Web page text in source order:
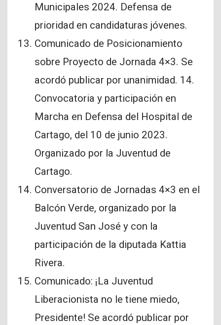
Municipales 2024. Defensa de
prioridad en candidaturas jóvenes.
Comunicado de Posicionamiento
sobre Proyecto de Jornada 4×3. Se
acordó publicar por unanimidad. 14.
Convocatoria y participación en
Marcha en Defensa del Hospital de
Cartago, del 10 de junio 2023.
Organizado por la Juventud de
Cartago.
Conversatorio de Jornadas 4×3 en el
Balcón Verde, organizado por la
Juventud San José y con la
participación de la diputada Kattia
Rivera.
Comunicado: ¡La Juventud
Liberacionista no le tiene miedo,
Presidente! Se acordó publicar por